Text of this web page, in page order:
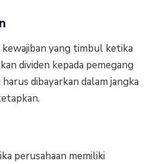
yang timbul ketika
dividen kepada pemegang
dibayarkan dalam jangka
perusahaan memiliki